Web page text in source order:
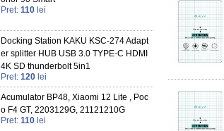
Pret: 110 lei
Docking Station KAKU KSC-274 Adapt
er splitter HUB USB 3.0 TYPE-C HDMI
4K SD thunderbolt 5in1
Pret: 120 lei
Acumulator BP48, Xiaomi 12 Lite , Poc
o F4 GT, 2203129G, 21121210G
Pret: 110 lei